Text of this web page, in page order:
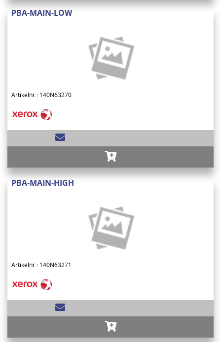
PBA-MAIN-LOW
Artikelnr.: 140N63270
PBA-MAIN-HIGH
Artikelnr.: 140N63271